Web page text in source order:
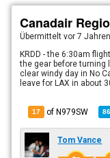
Canadair
Übermitteltvor 7 Jahren
KRDD - the 6:30am
the gear before turning
clear windy day in No
leave for LAX in about
17 of N979SW
Tom Vance